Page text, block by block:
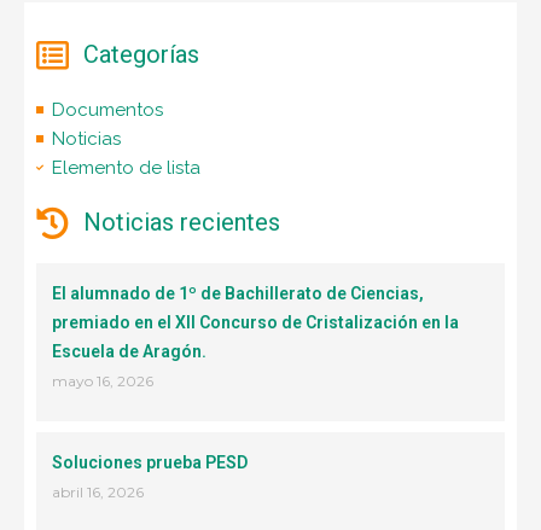
Categorías
Documentos
Noticias
Elemento de lista
Noticias recientes
El alumnado de 1º de Bachillerato de Ciencias,
premiado en el XII Concurso de Cristalización en la
Escuela de Aragón.
mayo 16, 2026
Soluciones prueba PESD
abril 16, 2026